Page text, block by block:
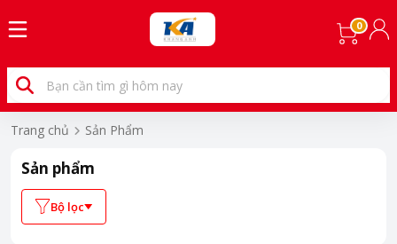
0
Trang chủ Sản Phẩm
Sản phẩm
Bộ lọc